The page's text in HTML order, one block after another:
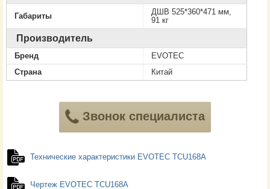
Габариты
ДШВ 525*360*471 мм,
91 кг
Производитель
Бренд
EVOTEC
Страна
Китай
Звонок специалиста
Технические характеристики EVOTEC TCU168A
Чертеж EVOTEC TCU168A